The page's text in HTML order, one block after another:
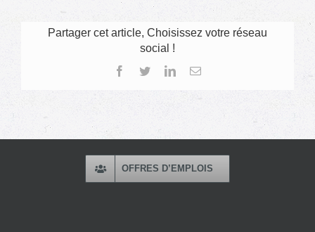
de
Partager cet article, Choisissez votre réseau
social !
Facebook
TwitterLinkedInEmail
OFFRES D’EMPLOIS